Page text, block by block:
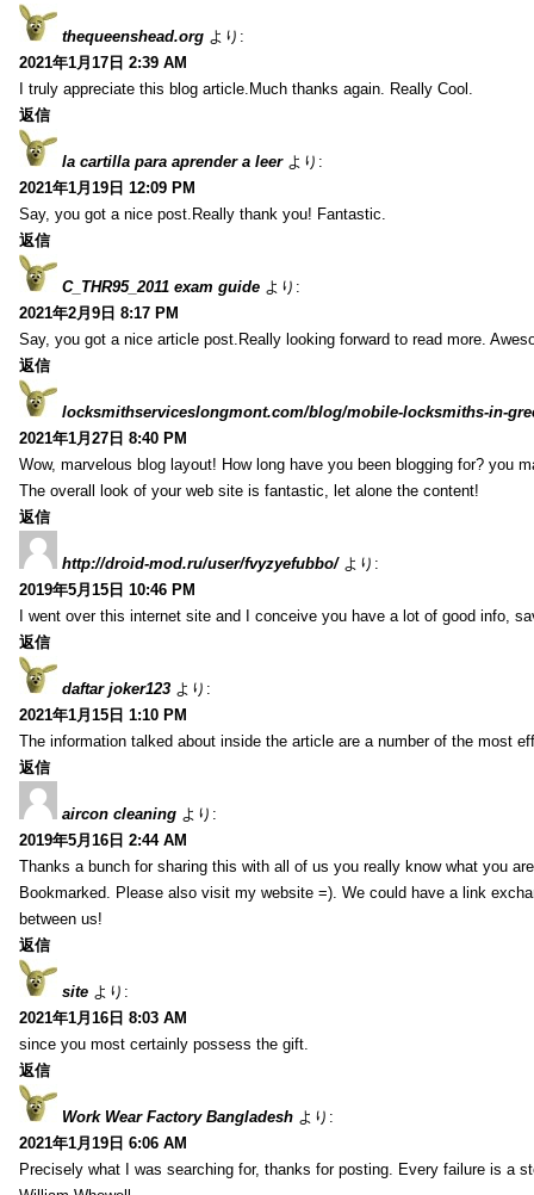
thequeenshead.org より:
2021年1月17日 2:39 AM
I truly appreciate this blog article.Much thanks again. Really Cool.
返信
la cartilla para aprender a leer より:
2021年1月19日 12:09 PM
Say, you got a nice post.Really thank you! Fantastic.
返信
C_THR95_2011 exam guide より:
2021年2月9日 8:17 PM
Say, you got a nice article post.Really looking forward to read more.
返信
locksmithserviceslongmont.com/blog/mobile-locksmiths-in-
2021年1月27日 8:40 PM
Wow, marvelous blog layout! How long have you been blogging for? you
The overall look of your web site is fantastic, let alone the content!
返信
http://droid-mod.ru/user/fvyzyefubbo/ より:
2019年5月15日 10:46 PM
I went over this internet site and I conceive you have a lot of good info,
返信
daftar joker123 より:
2021年1月15日 1:10 PM
The information talked about inside the article are a number of the most
返信
aircon cleaning より:
2019年5月16日 2:44 AM
Thanks a bunch for sharing this with all of us you really know what you
Bookmarked. Please also visit my website =). We could have a link
between us!
返信
site より:
2021年1月16日 8:03 AM
since you most certainly possess the gift.
返信
Work Wear Factory Bangladesh より:
2021年1月19日 6:06 AM
Precisely what I was searching for, thanks for posting. Every failure is a